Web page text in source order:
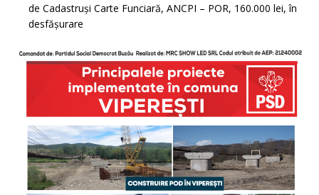
de Cadastruși Carte Funciară, ANCPI – POR, 160.000 lei, în
desfășurare